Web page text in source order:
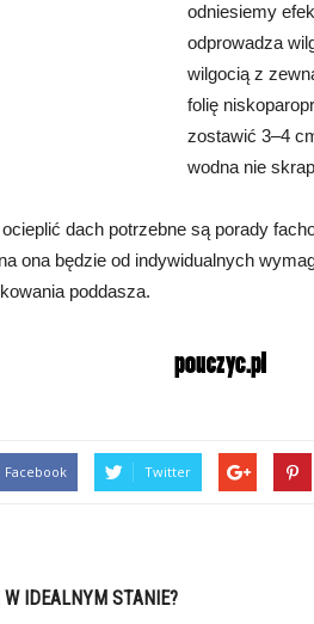
odniesiemy
odprowadza
wilgocią z
folię
zostawić 3–4
wodna nie
dach potrzebne są porady
ona będzie od indywidualnych
poddasza.
Facebook Twitter
IDEALNYM STANIE?